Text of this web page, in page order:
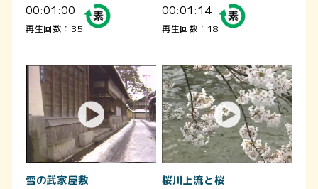
00:01:00
再生回数：35
00:01:14
再生回数：18
雪の武家屋敷 桜川上流と桜